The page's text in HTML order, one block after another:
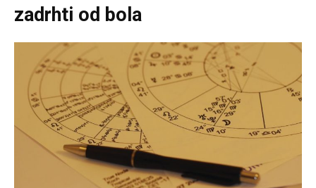
zadrhti od bola